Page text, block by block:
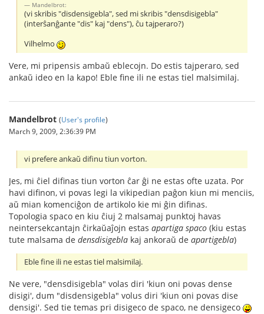
Mandelbrot:
(vi skribis "disdensigebla", sed mi skribis "densdisigebla"
(interŝanĝante "dis" kaj "dens"), ĉu tajperaro?)
Vilhelmo
Vere, mi pripensis ambaŭ eblecojn. Do estis tajperaro, sed
ankaŭ ideo en la kapo! Eble fine ili ne estas tiel malsimilaj.
Mandelbrot (User's profile)
March 9, 2009, 2:36:39 PM
vi prefere ankaŭ difinu tiun vorton.
Jes, mi ĉiel difinas tiun vorton ĉar ĝi ne estas ofte uzata. Por
havi difinon, vi povas legi la vikipedian paĝon kiun mi menciis,
aŭ mian komenciĝon de artikolo kie mi ĝin difinas.
Topologia spaco en kiu ĉiuj 2 malsamaj punktoj havas
neintersekcantajn ĉirkaŭaĵojn estas apartiga spaco (kiu estas
tute malsama de densdisigebla kaj ankoraŭ de apartigebla)
Eble fine ili ne estas tiel malsimilaj.
Ne vere, "densdisigebla" volas diri 'kiun oni povas dense
disigi', dum "disdensigebla" volus diri 'kiun oni povas dise
densigi'. Sed tie temas pri disigeco de spaco, ne densigeco